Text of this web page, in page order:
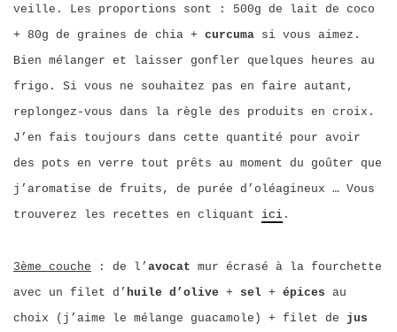
veille. Les proportions sont : 500g de lait de coco
+ 80g de graines de chia + curcuma si vous aimez.
Bien mélanger et laisser gonfler quelques heures au
frigo. Si vous ne souhaitez pas en faire autant,
replongez-vous dans la règle des produits en croix.
J’en fais toujours dans cette quantité pour avoir
des pots en verre tout prêts au moment du goûter que
j’aromatise de fruits, de purée d’oléagineux … Vous
trouverez les recettes en cliquant ici .
3ème couche : de l’ avocat mur écrasé à la fourchette
avec un filet d’ huile d’olive + sel + épices au
choix (j’aime le mélange guacamole) + filet de jus